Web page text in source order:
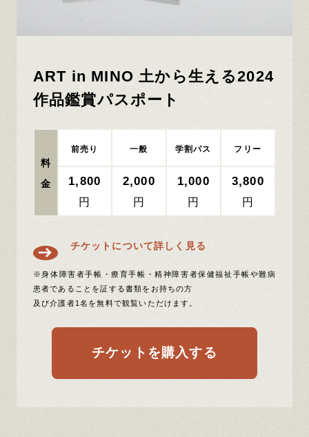
ART in MINO 土から生える2024
作品鑑賞パスポート
料
金
前売り 一般 学割パス フリー
1,800
円
2,000
円
1,000
円
3,800
円
チケットについて詳しく見る
※身体障害者手帳・療育手帳・精神障害者保健福祉手帳や難病
患者であることを証する書類をお持ちの方
及び介護者1名を無料で観覧いただけます。
チケットを購入する